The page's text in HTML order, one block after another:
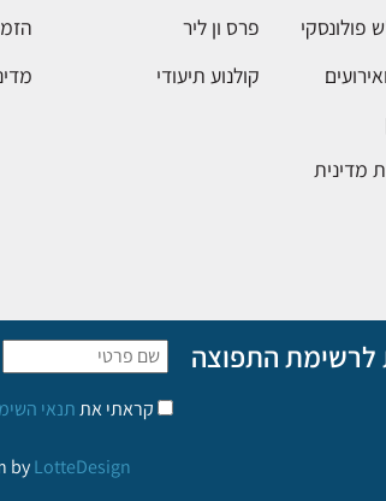
מדינית
פרס ון ליר
קולנוע תיעודי
לרשימת התפוצה
קראתי אתתנאי
byLotteDesign